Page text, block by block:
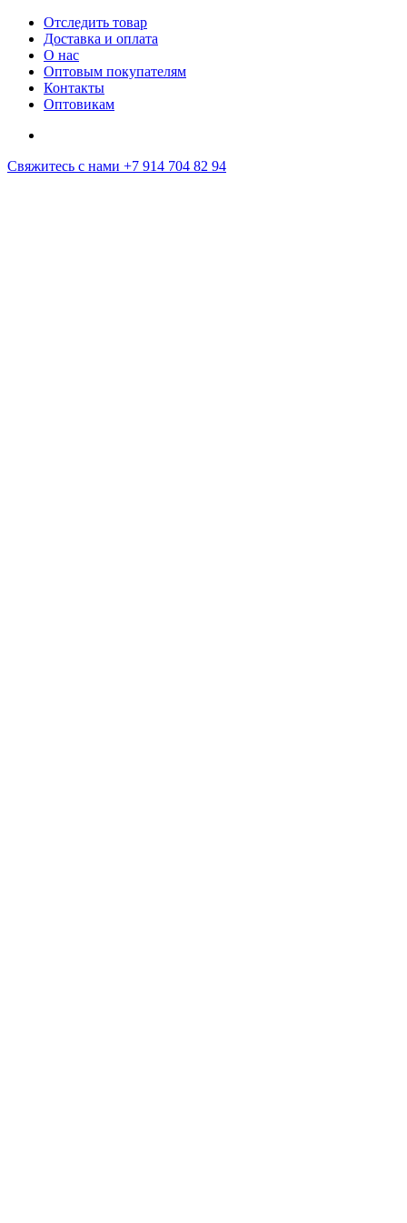
Отследить товар
Доставка и оплата
О нас
Оптовым покупателям
Контакты
Оптовикам
Свяжитесь с нами +7 914 704 82 94